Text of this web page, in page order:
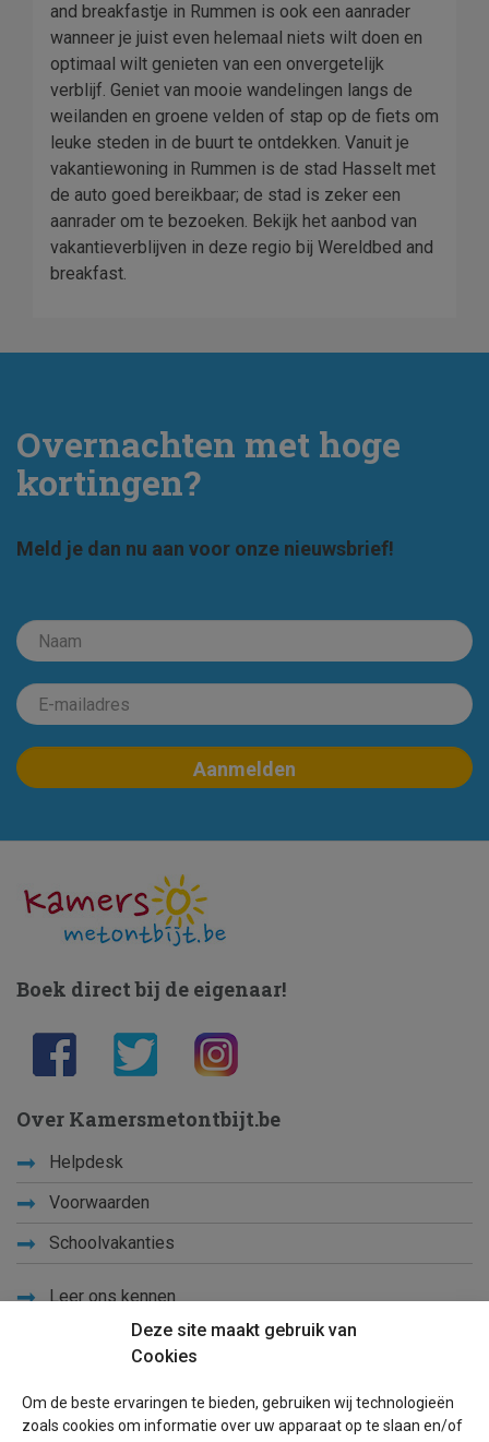
and breakfastje in Rummen is ook een aanrader
wanneer je juist even helemaal niets wilt doen en
optimaal wilt genieten van een onvergetelijk
verblijf. Geniet van mooie wandelingen langs de
weilanden en groene velden of stap op de fiets om
leuke steden in de buurt te ontdekken. Vanuit je
vakantiewoning in Rummen is de stad Hasselt met
de auto goed bereikbaar; de stad is zeker een
aanrader om te bezoeken. Bekijk het aanbod van
vakantieverblijven in deze regio bij Wereldbed and
breakfast.
Overnachten met hoge
kortingen?
Meld je dan nu aan voor onze nieuwsbrief!
Deze site maakt gebruik van
Cookies
Om de beste ervaringen te bieden, gebruiken wij technologieën
zoals cookies om informatie over uw apparaat op te slaan en/of
Boek direct bij de eigenaar!
Over Kamersmetontbijt.be
Helpdesk
Voorwaarden
Schoolvakanties
Leer ons kennen
Sitemap